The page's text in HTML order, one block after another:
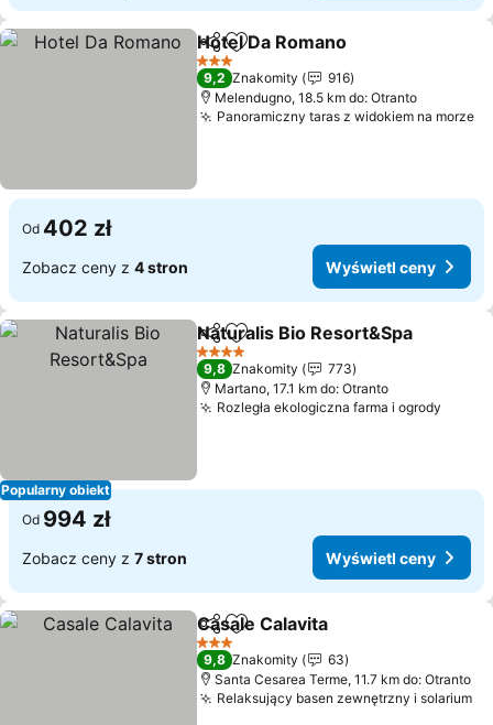
Udostępnij
Dodaj do ulubionych
Hotel Da Romano
3 Kategoria
9,2 Znakomity
916
Melendugno, 18.5 km do: Otranto
Panoramiczny taras z widokiem na morze
Od 402 zł
Zobacz ceny z 4 stron Wyświetl ceny
Popularny obiekt
UdostępnijDodaj do ulubionych
Naturalis Bio Resort&Spa
4 Kategoria
9,8 Znakomity
773
Martano, 17.1 km do: Otranto
Rozległa ekologiczna farma i ogrody
Od 994 zł
Zobacz ceny z 7 stron Wyświetl ceny
Udostępnij
Dodaj do ulubionych
Casale Calavita
3 Kategoria
9,8 Znakomity
63
Santa Cesarea Terme, 11.7 km do: Otranto
Relaksujący basen zewnętrzny i solarium